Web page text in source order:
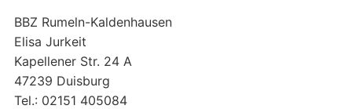
BBZ Rumeln-Kaldenhausen
Elisa Jurkeit
Kapellener Str. 24 A
47239 Duisburg
Tel.: 02151 405084